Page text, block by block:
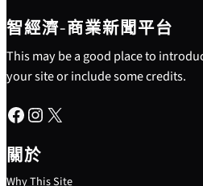
智經濟-商業新聞平台
This may be a good place to
your site or include some credits.
Facebook Instagram X
關於
Why This Site